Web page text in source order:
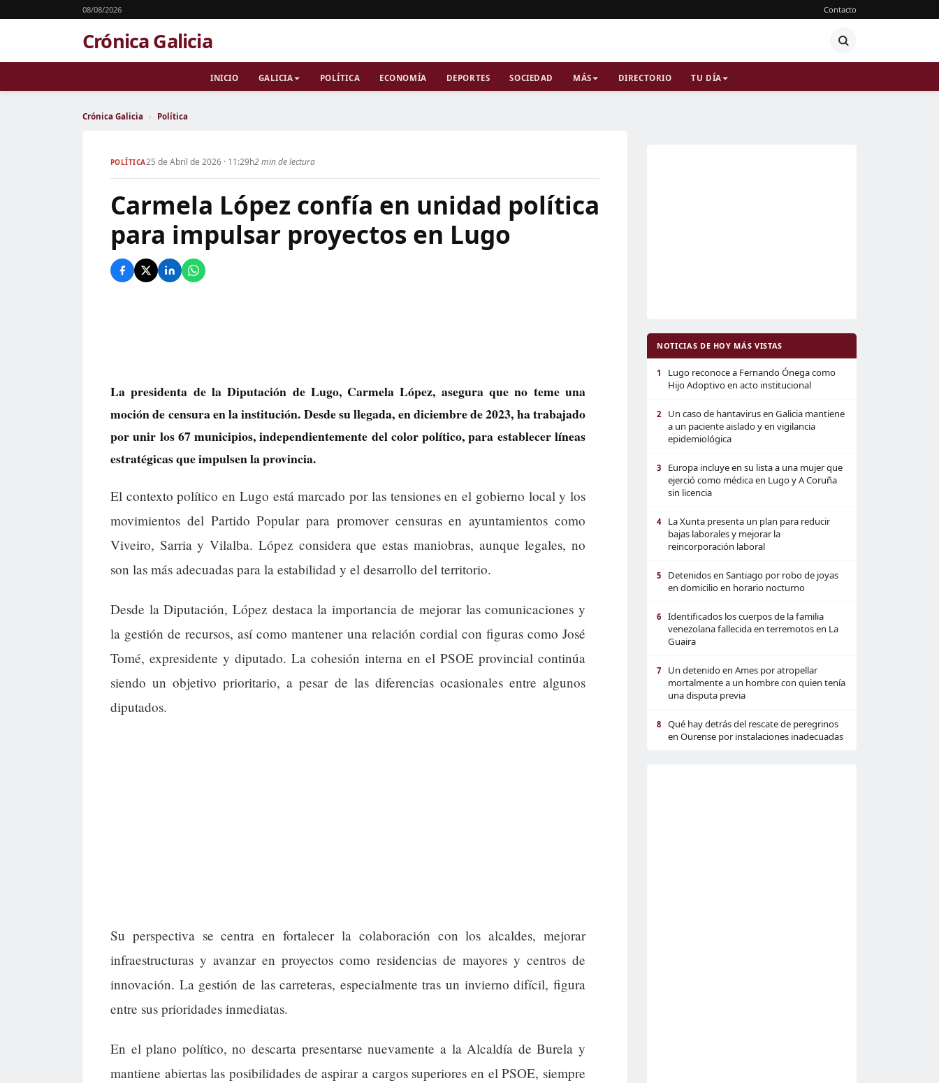
08/08/2026 Contacto
Crónica Galicia
INICIO GALICIA POLÍTICA ECONOMÍA DEPORTES SOCIEDAD MÁS DIRECTORIO TU DÍA
Crónica Galicia › Política
POLÍTICA25 de Abril de 2026 · 11:29h2 min de lectura
Carmela López confía en unidad política
para impulsar proyectos en Lugo
La presidenta de la Diputación de Lugo, Carmela López, asegura que no teme una
moción de censura en la institución. Desde su llegada, en diciembre de 2023, ha trabajado
por unir los 67 municipios, independientemente del color político, para establecer líneas
estratégicas que impulsen la provincia.
El contexto político en Lugo está marcado por las tensiones en el gobierno local y los
movimientos del Partido Popular para promover censuras en ayuntamientos como
Viveiro, Sarria y Vilalba. López considera que estas maniobras, aunque legales, no
son las más adecuadas para la estabilidad y el desarrollo del territorio.
Desde la Diputación, López destaca la importancia de mejorar las comunicaciones y
la gestión de recursos, así como mantener una relación cordial con figuras como José
Tomé, expresidente y diputado. La cohesión interna en el PSOE provincial continúa
siendo un objetivo prioritario, a pesar de las diferencias ocasionales entre algunos
diputados.
Su perspectiva se centra en fortalecer la colaboración con los alcaldes, mejorar
infraestructuras y avanzar en proyectos como residencias de mayores y centros de
innovación. La gestión de las carreteras, especialmente tras un invierno difícil, figura
entre sus prioridades inmediatas.
En el plano político, no descarta presentarse nuevamente a la Alcaldía de Burela y
mantiene abiertas las posibilidades de aspirar a cargos superiores en el PSOE, siempre
NOTICIAS DE HOY MÁS VISTAS
1
Lugo reconoce a Fernando Ónega como
Hijo Adoptivo en acto institucional
2
Un caso de hantavirus en Galicia mantiene
a un paciente aislado y en vigilancia
epidemiológica
3
Europa incluye en su lista a una mujer que
ejerció como médica en Lugo y A Coruña
sin licencia
4
La Xunta presenta un plan para reducir
bajas laborales y mejorar la
reincorporación laboral
5
Detenidos en Santiago por robo de joyas
en domicilio en horario nocturno
6
Identificados los cuerpos de la familia
venezolana fallecida en terremotos en La
Guaira
7
Un detenido en Ames por atropellar
mortalmente a un hombre con quien tenía
una disputa previa
8
Qué hay detrás del rescate de peregrinos
en Ourense por instalaciones inadecuadas